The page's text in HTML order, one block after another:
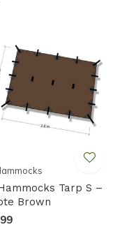
Tarp S –
Brown